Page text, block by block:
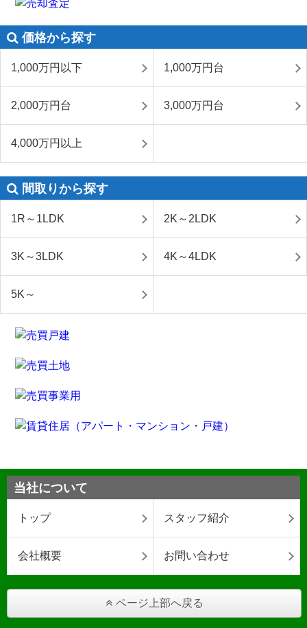
価格から探す
1,000万円以下 1,000万円台
2,000万円台 3,000万円台
4,000万円以上
間取りから探す
1R～1LDK 2K～2LDK
3K～3LDK 4K～4LDK
5K～
当社について
トップ スタッフ紹介
会社概要 お問い合わせ
ページ上部へ戻る